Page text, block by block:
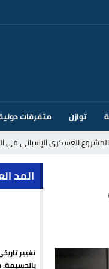
توازن متفرقات
العسكري الإسباني في
المد
تغيير